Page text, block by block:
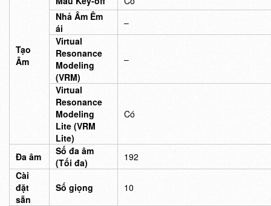
Tạo
Âm
Nhả Âm Êm
ái
–
Virtual
Resonance
Modeling
(VRM)
–
Virtual
Resonance
Modeling
Lite (VRM
Lite)
Có
Đa âm
Số đa âm
(Tối đa)
192
Cài
đặt
sẵn
Số giọng 10